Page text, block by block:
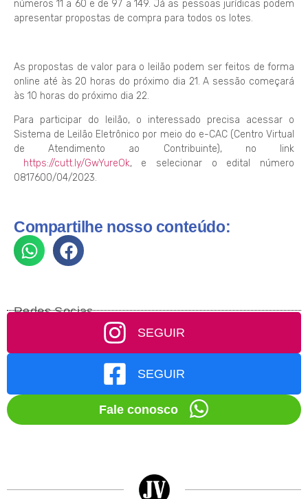
números 11 a 60 e de 97 a 149. Já as pessoas jurídicas podem
apresentar propostas de compra para todos os lotes.
As propostas de valor para o leilão podem ser feitos de forma
online até às 20 horas do próximo dia 21. A sessão começará
às 10 horas do próximo dia 22.
Para participar do leilão, o interessado precisa acessar o
Sistema de Leilão Eletrônico por meio do e-CAC (Centro Virtual
de Atendimento ao Contribuinte), no link
https://cutt.ly/GwYureOk, e selecionar o edital número
0817600/04/2023.
Compartilhe nosso conteúdo:
Redes Socias
SEGUIR
SEGUIR
Fale conosco